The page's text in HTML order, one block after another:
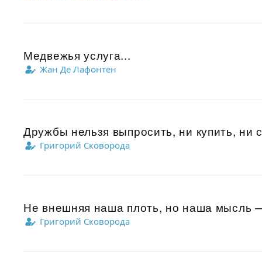
Медвежья услуга...
Жан Де Лафонтен
Дружбы нельзя выпросить, ни купить, ни
Григорий Сковорода
Не внешняя наша плоть, но наша мысль
Григорий Сковорода